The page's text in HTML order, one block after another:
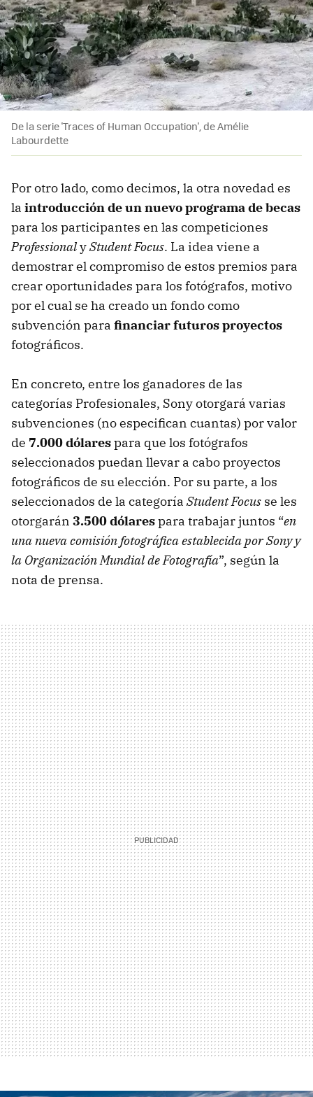
De la serie 'Traces of Human Occupation', de Amélie
Labourdette
Por otro lado, como decimos, la otra novedad es
la introducción de un nuevo programa de becas
para los participantes en las competiciones
ProfessionalyStudent Focus. La idea viene a
demostrar el compromiso de estos premios para
crear oportunidades para los fotógrafos, motivo
por el cual se ha creado un fondo como
subvención para financiar futuros proyectos
fotográficos.
En concreto, entre los ganadores de las
categorías Profesionales, Sony otorgará varias
subvenciones (no especifican cuantas) por valor
de 7.000 dólarespara que los fotógrafos
seleccionados puedan llevar a cabo proyectos
fotográficos de su elección. Por su parte, a los
seleccionados de la categoría Student Focus se les
otorgarán 3.500 dólarespara trabajar juntos “en
una nueva comisión fotográfica establecida por Sony y
la Organización Mundial de Fotografía”, según la
nota de prensa.